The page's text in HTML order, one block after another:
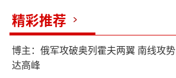
精彩推荐
博主：俄军攻破奥列霍夫两翼 南线攻势
达高峰